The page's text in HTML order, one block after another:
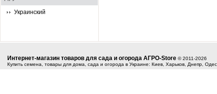
Украинский
Интернет-магазин товаров для сада и огорода АГРО-Store © 2011-2026
Купить семена, товары для дома, сада и огорода в Украине: Киев, Харьков, Днепр,